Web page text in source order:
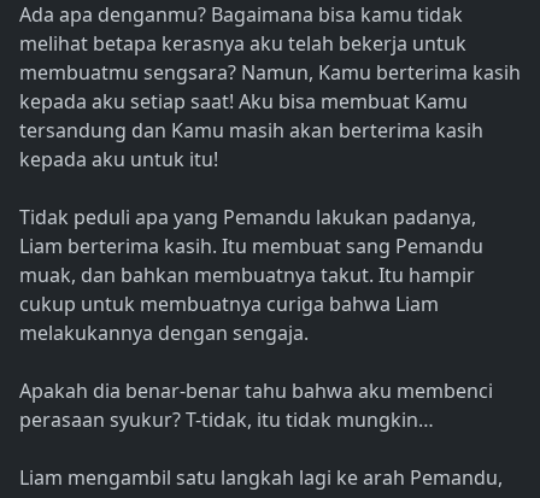
Ada apa denganmu? Bagaimana bisa kamu tidak
melihat betapa kerasnya aku telah bekerja untuk
membuatmu sengsara? Namun, Kamu berterima kasih
kepada aku setiap saat! Aku bisa membuat Kamu
tersandung dan Kamu masih akan berterima kasih
kepada aku untuk itu!
Tidak peduli apa yang Pemandu lakukan padanya,
Liam berterima kasih. Itu membuat sang Pemandu
muak, dan bahkan membuatnya takut. Itu hampir
cukup untuk membuatnya curiga bahwa Liam
melakukannya dengan sengaja.
Apakah dia benar-benar tahu bahwa aku membenci
perasaan syukur? T-tidak, itu tidak mungkin…
Liam mengambil satu langkah lagi ke arah Pemandu,